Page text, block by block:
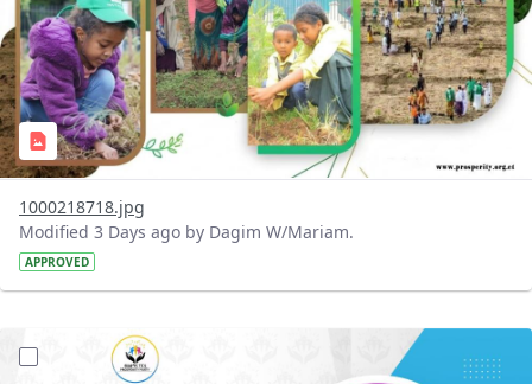
1000218718.jpg
Modified 3 Days ago by Dagim W/Mariam.
APPROVED
?version=1.0&t=1785780668592&imageThumbnail=1